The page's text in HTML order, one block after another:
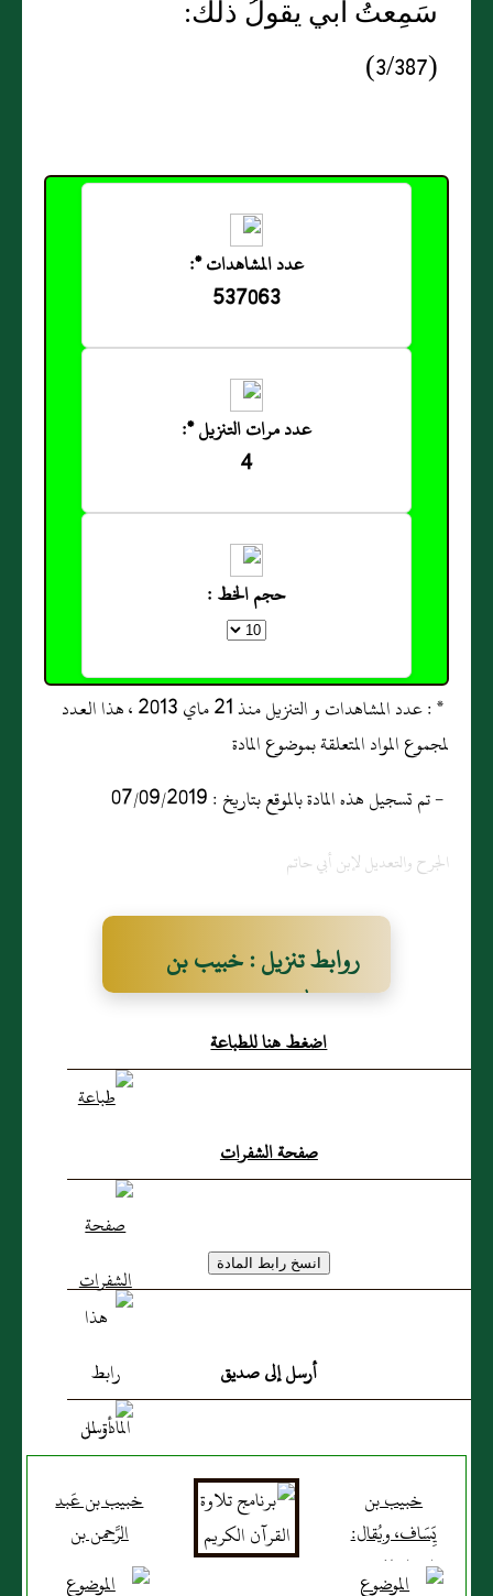
سَمِعتُ أَبي يقولُ ذلك:
(3/387)
عدد المشاهدات *:
537063
عدد مرات التنزيل *:
4
حجم الخط :
* : عدد المشاهدات و التنزيل منذ 21 ماي 2013 ، هذا العدد
لمجموع المواد المتعلقة بموضوع المادة
- تم تسجيل هذه المادة بالموقع بتاريخ : 07/09/2019
الجرح والتعديل لإبن أبي حاتم
روابط تنزيل : خبيب بن
عَبد الله بن الزبير بن العوام
اضغط هنا للطباعة
صفحة الشفرات
أرسل إلى صديق
خبيب بن
يَِسَاف، ويُقال:
ابن إساف بن
خبيب بن عَبد
الرَّحمن بن